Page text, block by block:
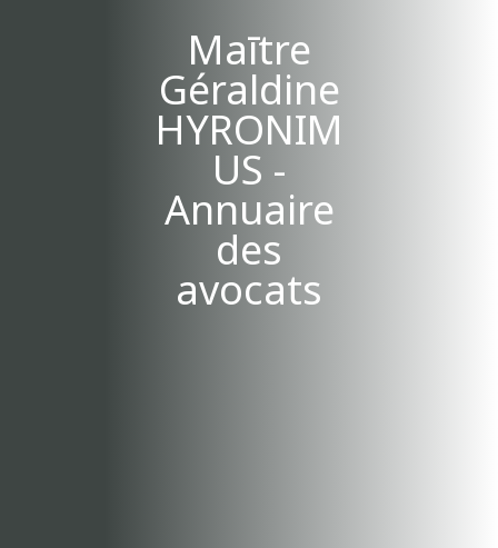
Maītre
Géraldine
HYRONIM
US -
Annuaire
des
avocats